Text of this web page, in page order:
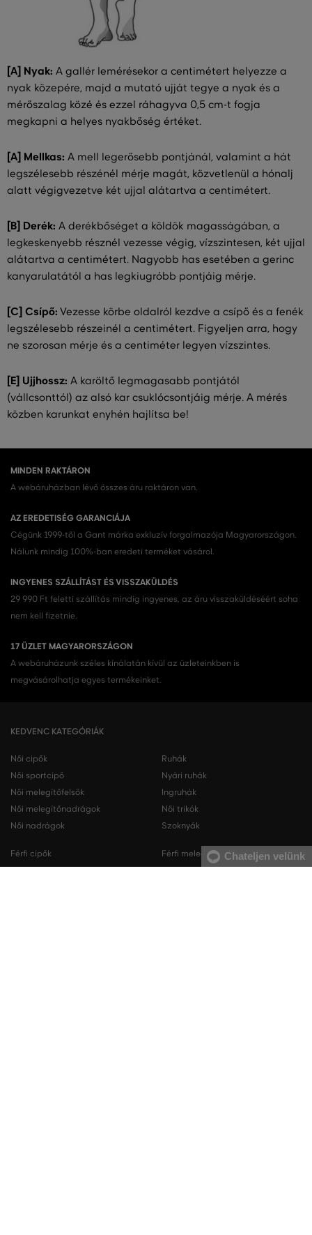
[A] Nyak: A gallér lemérésekor a centimétert helyezze a
nyak közepére, majd a mutató ujját tegye a nyak és a
mérőszalag közé és ezzel ráhagyva 0,5 cm-t fogja
megkapni a helyes nyakbőség értéket.
[A] Mellkas: A mell legerősebb pontjánál, valamint a hát
legszélesebb részénél mérje magát, közvetlenül a hónalj
alatt végigvezetve két ujjal alátartva a centimétert.
[B] Derék: A derékbőséget a köldök magasságában, a
legkeskenyebb résznél vezesse végig, vízszintesen, két ujjal
alátartva a centimétert. Nagyobb has esetében a gerinc
kanyarulatától a has legkiugróbb pontjáig mérje.
[C] Csípő: Vezesse körbe oldalról kezdve a csípő és a fenék
legszélesebb részeinél a centimétert. Figyeljen arra, hogy
ne szorosan mérje és a centiméter legyen vízszintes.
[E] Ujjhossz: A karöltő legmagasabb pontjától
(vállcsonttól) az alsó kar csuklócsontjáig mérje. A mérés
közben karunkat enyhén hajlítsa be!
MINDEN RAKTÁRON
A webáruházban lévő összes áru raktáron van.
AZ EREDETISÉG GARANCIÁJA
Cégünk 1999-től a Gant márka exkluzív forgalmazója Magyarországon.
Nálunk mindig 100%-ban eredeti terméket vásárol.
INGYENES SZÁLLÍTÁST ÉS VISSZAKÜLDÉS
29 990 Ft feletti szállítás mindig ingyenes, az áru visszaküldéséért soha
nem kell fizetnie.
17 ÜZLET MAGYARORSZÁGON
A webáruházunk széles kínálatán kívül az üzleteinkben is
megvásárolhatja egyes termékeinket.
KEDVENC KATEGÓRIÁK
Női cipők
Női sportcipő
Női melegítőfelsők
Női melegítőnadrágok
Női nadrágok
Ruhák
Nyári ruhák
Ingruhák
Női trikók
Szoknyák
Férfi cipők
Férfi melegítőfelsőkChateljen velünk